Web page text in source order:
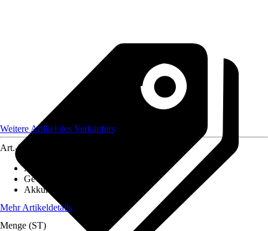
Weitere Artikel des Verkäufers
Art.-Nr.
Artikeltyp
Gewicht
Akkukapazität
Mehr Artikeldetails
Menge (ST)